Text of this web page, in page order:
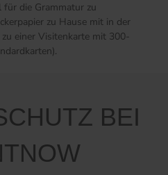
die Grammatur zu
zu Hause mit in der
einer Visitenkarte mit 300-
BEI